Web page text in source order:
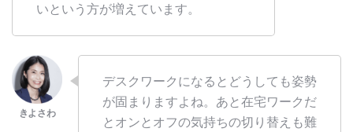
いという方が増えています。
デスクワークになるとどうしても姿勢
が固まりますよね。あと在宅ワークだ
とオンとオフの気持ちの切り替えも難